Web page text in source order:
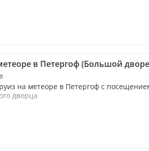
в Петергоф (Большой
на метеоре в Петергоф с
дворца